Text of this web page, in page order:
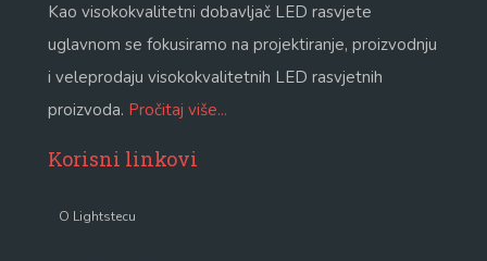
Kao visokokvalitetni dobavljač LED rasvjete
uglavnom se fokusiramo na projektiranje, proizvodnju
i veleprodaju visokokvalitetnih LED rasvjetnih
proizvoda. Pročitaj više...
Korisni linkovi
O Lightstecu